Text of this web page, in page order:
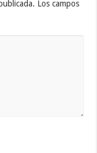
Los campos